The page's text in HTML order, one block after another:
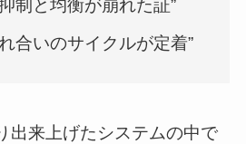
制と均衡が崩れた証”
合いのサイクルが定着”
出来上げたシステムの中で